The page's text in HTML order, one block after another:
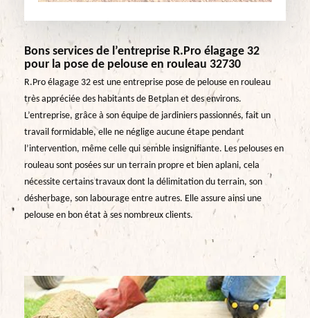
Bons services de l’entreprise R.Pro élagage 32
pour la pose de pelouse en rouleau 32730
R.Pro élagage 32 est une entreprise pose de pelouse en rouleau
très appréciée des habitants de Betplan et des environs.
L’entreprise, grâce à son équipe de jardiniers passionnés, fait un
travail formidable, elle ne néglige aucune étape pendant
l’intervention, même celle qui semble insignifiante. Les pelouses en
rouleau sont posées sur un terrain propre et bien aplani, cela
nécessite certains travaux dont la délimitation du terrain, son
désherbage, son labourage entre autres. Elle assure ainsi une
pelouse en bon état à ses nombreux clients.